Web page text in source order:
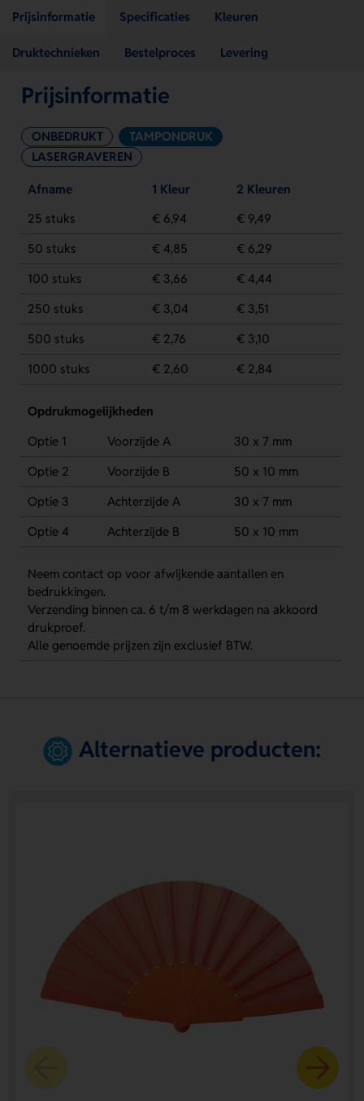
Prijsinformatie Specificaties Kleuren
Druktechnieken Bestelproces Levering
Prijsinformatie
ONBEDRUKT
TAMPONDRUK
LASERGRAVEREN
Afname 1 Kleur
2 Kleuren
25 stuks
€ 6,94
€ 9,49
50 stuks
€ 4,85
€ 6,29
100 stuks
€ 3,66
€ 4,44
250 stuks
€ 3,04
€ 3,51
500 stuks
€ 2,76
€ 3,10
1000 stuks
€ 2,60 € 2,84
Opdrukmogelijkheden
Optie 1
Voorzijde A
30 x 7 mm
Optie 2
Voorzijde B
50 x 10 mm
Optie 3
Achterzijde A
30 x 7 mm
Optie 4
Achterzijde B 50 x 10 mm
Neem contact op voor afwijkende aantallen en
bedrukkingen.
Verzending binnen ca. 6 t/m 8 werkdagen na akkoord
drukproef.
Alle genoemde prijzen zijn exclusief BTW.
Alternatieve producten: